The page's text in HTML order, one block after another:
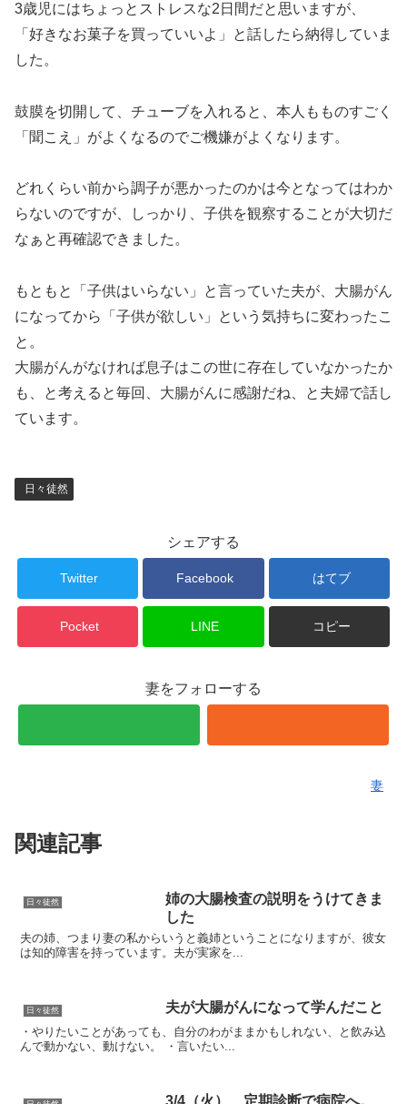
3歳児にはちょっとストレスな2日間だと思いますが、
「好きなお菓子を買っていいよ」と話したら納得していま
した。
鼓膜を切開して、チューブを入れると、本人もものすごく
「聞こえ」がよくなるのでご機嫌がよくなります。
どれくらい前から調子が悪かったのかは今となってはわか
らないのですが、しっかり、子供を観察することが大切だ
なぁと再確認できました。
もともと「子供はいらない」と言っていた夫が、大腸がん
になってから「子供が欲しい」という気持ちに変わったこ
と。
大腸がんがなければ息子はこの世に存在していなかったか
も、と考えると毎回、大腸がんに感謝だね、と夫婦で話し
ています。
日々徒然
シェアする
Twitter Facebook はてブ
Pocket LINE コピー
妻をフォローする
妻
関連記事
日々徒然
姉の大腸検査の説明をうけてきま
した
夫の姉、つまり妻の私からいうと義姉ということになりますが、彼女
は知的障害を持っています。夫が実家を...
日々徒然 夫が大腸がんになって学んだこと
・やりたいことがあっても、自分のわがままかもしれない、と飲み込
んで動かない、動けない。 ・言いたい...